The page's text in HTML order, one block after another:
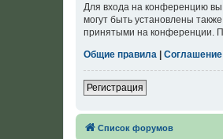
Для входа на конференцию вы
могут быть установлены
принятыми на конференции.
Общие правила |
Регистрация
Список форумов